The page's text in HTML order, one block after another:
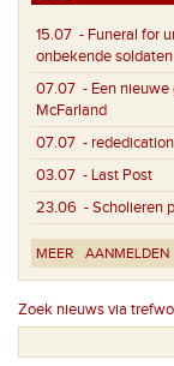
15.07 - Funeral for
onbekende
07.07 - Een
McFarland
07.07 -
03.07 - Last Post
23.06 - Scholieren
MEER AANMELDEN
Zoek nieuws via